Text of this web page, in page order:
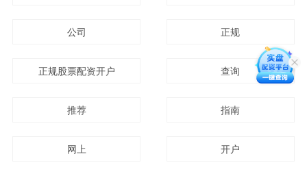
公司 正规
正规股票配资开户 查询
推荐 指南
网上 开户